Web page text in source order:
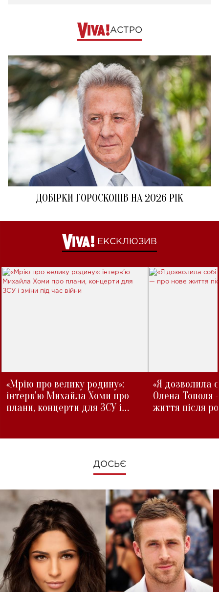
АСТРО
ДОБІРКИ ГОРОСКОПІВ НА 2026 РІК
ЕКСКЛЮЗИВ
«Мрію про велику родину»:
інтерв'ю Михайла Хоми про
плани, концерти для ЗСУ і
«Я дозволила
Олена Тополя
життя після
ДОСЬЄ